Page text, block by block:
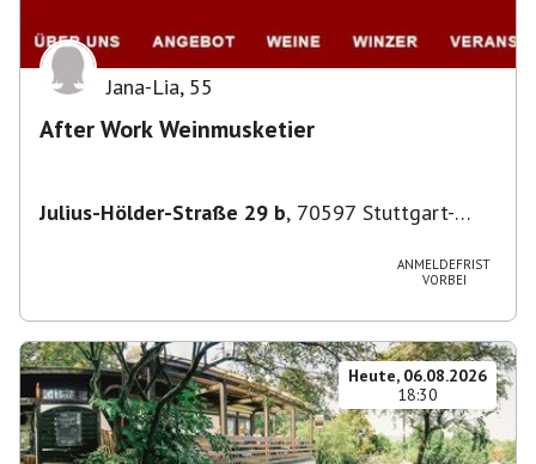
Jana-Lia, 55
After Work Weinmusketier
Julius-Hölder-Straße 29 b, 70597 Stuttgart-
ANMELDEFRIST
VORBEI
Heute, 06.08.2026
18:30